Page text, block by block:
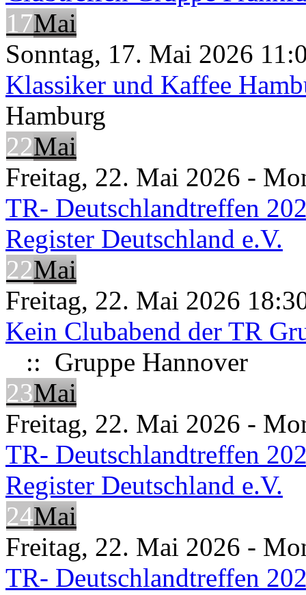
17Mai
Sonntag, 17. Mai 2026
Klassiker und Kaffee
Hamburg
22Mai
Freitag, 22. Mai 2026 -
TR- Deutschlandtreffen
Register Deutschland e.V.
22Mai
Freitag, 22. Mai 2026
Kein Clubabend der TR
:: Gruppe Hannover
23Mai
Freitag, 22. Mai 2026 -
TR- Deutschlandtreffen
Register Deutschland e.V.
24Mai
Freitag, 22. Mai 2026 -
TR- Deutschlandtreffen